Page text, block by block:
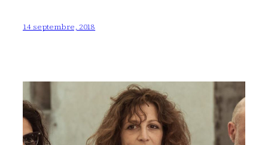
14 septembre, 2018